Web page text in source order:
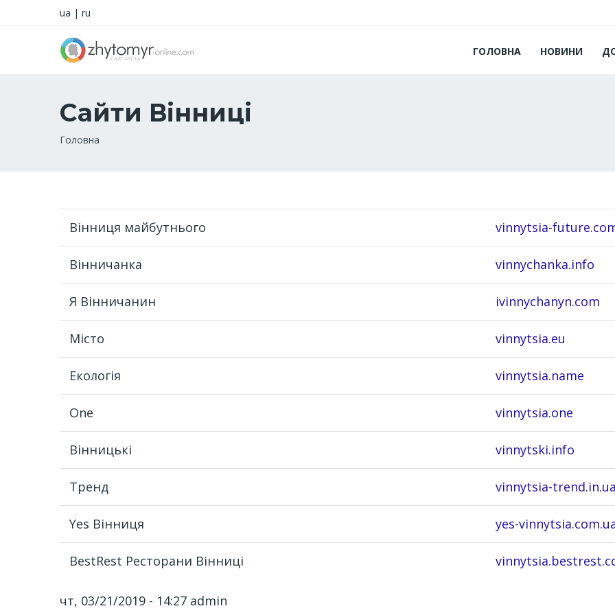
ua | ru
ГОЛОВНА НОВИНИ
Сайти Вінниці
Рядок
Головна
Вінниця майбутнього vinnytsia-
Вінничанка vinnychanka.info
Я Вінничанин ivinnychanyn.com
Місто vinnytsia.eu
Екологія vinnytsia.name
One vinnytsia.one
Вінницькі vinnytski.info
Тренд vinnytsia-trend.in.ua
Yes Вінниця yes-
BestRest Ресторани Вінниці
чт, 03/21/2019 - 14:27 admin